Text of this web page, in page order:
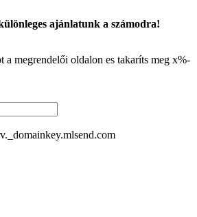
ajánlatunk a számodra!
a megrendelői oldalon es takaríts meg x%-